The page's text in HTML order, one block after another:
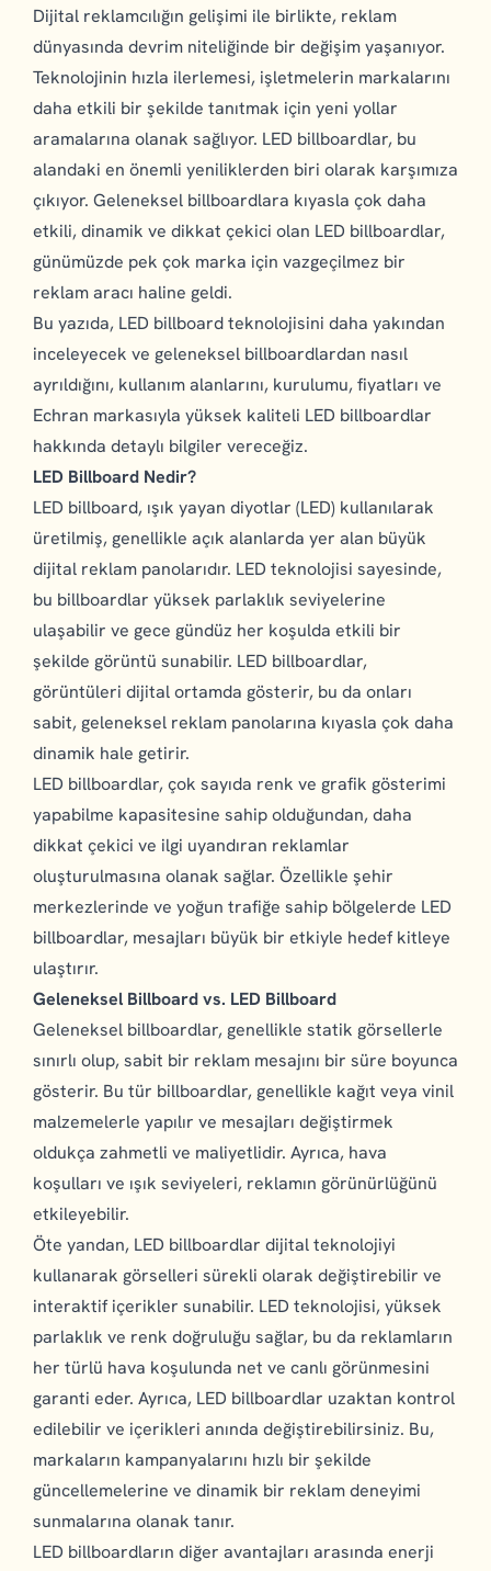
Dijital reklamcılığın gelişimi ile birlikte, reklam
dünyasında devrim niteliğinde bir değişim yaşanıyor.
Teknolojinin hızla ilerlemesi, işletmelerin markalarını
daha etkili bir şekilde tanıtmak için yeni yollar
aramalarına olanak sağlıyor. LED billboardlar, bu
alandaki en önemli yeniliklerden biri olarak karşımıza
çıkıyor. Geleneksel billboardlara kıyasla çok daha
etkili, dinamik ve dikkat çekici olan LED billboardlar,
günümüzde pek çok marka için vazgeçilmez bir
reklam aracı haline geldi.
Bu yazıda, LED billboard teknolojisini daha yakından
inceleyecek ve geleneksel billboardlardan nasıl
ayrıldığını, kullanım alanlarını, kurulumu, fiyatları ve
Echran markasıyla yüksek kaliteli LED billboardlar
hakkında detaylı bilgiler vereceğiz.
LED Billboard Nedir?
LED billboard, ışık yayan diyotlar (LED) kullanılarak
üretilmiş, genellikle açık alanlarda yer alan büyük
dijital reklam panolarıdır. LED teknolojisi sayesinde,
bu billboardlar yüksek parlaklık seviyelerine
ulaşabilir ve gece gündüz her koşulda etkili bir
şekilde görüntü sunabilir. LED billboardlar,
görüntüleri dijital ortamda gösterir, bu da onları
sabit, geleneksel reklam panolarına kıyasla çok daha
dinamik hale getirir.
LED billboardlar, çok sayıda renk ve grafik gösterimi
yapabilme kapasitesine sahip olduğundan, daha
dikkat çekici ve ilgi uyandıran reklamlar
oluşturulmasına olanak sağlar. Özellikle şehir
merkezlerinde ve yoğun trafiğe sahip bölgelerde LED
billboardlar, mesajları büyük bir etkiyle hedef kitleye
ulaştırır.
Geleneksel Billboard vs. LED Billboard
Geleneksel billboardlar, genellikle statik görsellerle
sınırlı olup, sabit bir reklam mesajını bir süre boyunca
gösterir. Bu tür billboardlar, genellikle kağıt veya vinil
malzemelerle yapılır ve mesajları değiştirmek
oldukça zahmetli ve maliyetlidir. Ayrıca, hava
koşulları ve ışık seviyeleri, reklamın görünürlüğünü
etkileyebilir.
Öte yandan, LED billboardlar dijital teknolojiyi
kullanarak görselleri sürekli olarak değiştirebilir ve
interaktif içerikler sunabilir. LED teknolojisi, yüksek
parlaklık ve renk doğruluğu sağlar, bu da reklamların
her türlü hava koşulunda net ve canlı görünmesini
garanti eder. Ayrıca, LED billboardlar uzaktan kontrol
edilebilir ve içerikleri anında değiştirebilirsiniz. Bu,
markaların kampanyalarını hızlı bir şekilde
güncellemelerine ve dinamik bir reklam deneyimi
sunmalarına olanak tanır.
LED billboardların diğer avantajları arasında enerji